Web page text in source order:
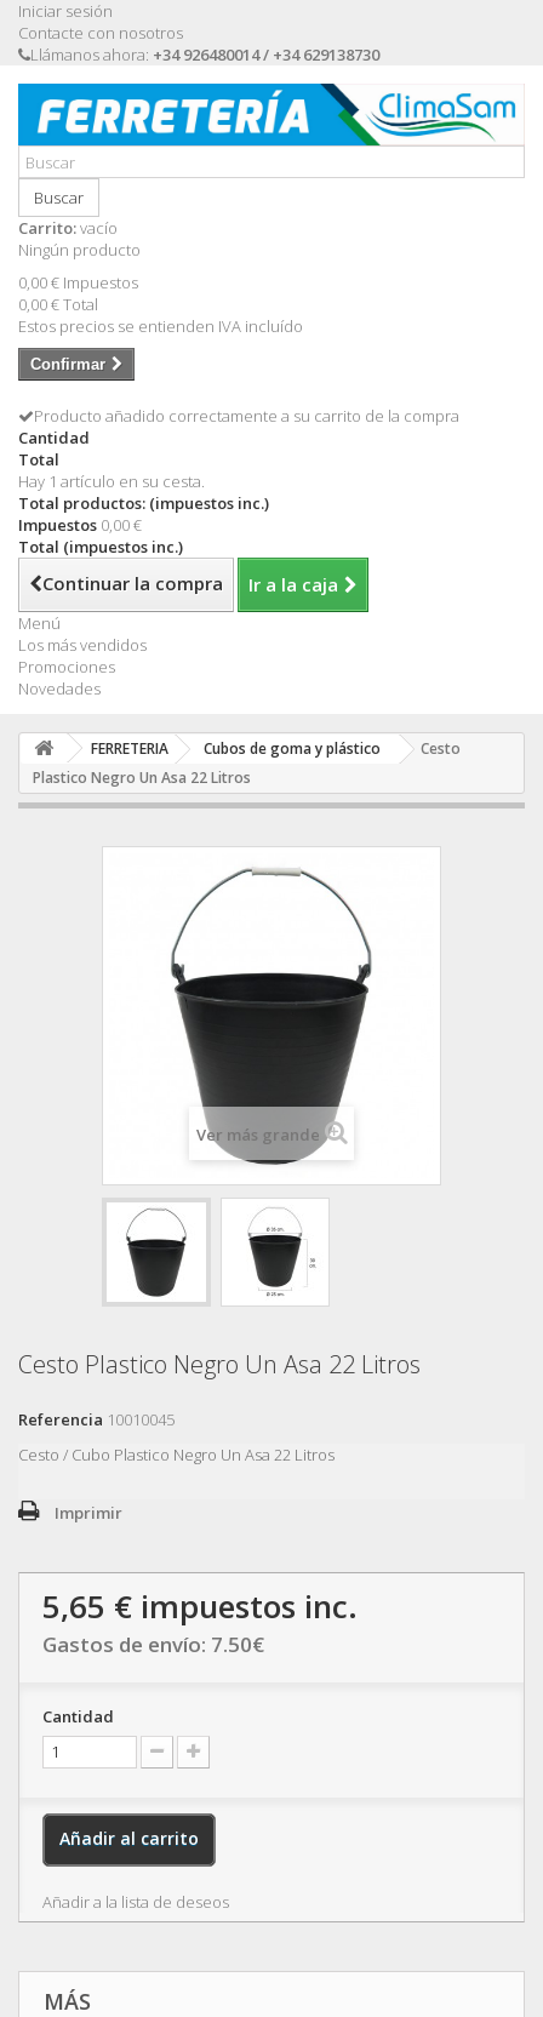
Iniciar sesión
Contacte con nosotros
Llámanos ahora: +34 926480014 / +34 629138730
Buscar
Carrito:vacío
Ningún producto
0,00 € Impuestos
0,00 €Total
Estos precios se entienden IVA incluído
Confirmar
Producto añadido correctamente a su carrito de la compra
Cantidad
Total
Hay 1 artículo en su cesta.
Total productos: (impuestos inc.)
Impuestos 0,00 €
Total (impuestos inc.)
Continuar la compra Ir a la caja
Menú
Los más vendidos
Promociones
Novedades
FERRETERIA Cubos de goma y plástico
Cesto
Plastico Negro Un Asa 22 Litros
Ver más grande
Cesto Plastico Negro Un Asa 22 Litros
Referencia 10010045
Cesto / Cubo Plastico Negro Un Asa 22 Litros
Imprimir
5,65 € impuestos inc.
Gastos de envío: 7.50€
Cantidad
Añadir al carrito
Añadir a la lista de deseos
MÁS